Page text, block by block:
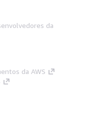
da
da AWS